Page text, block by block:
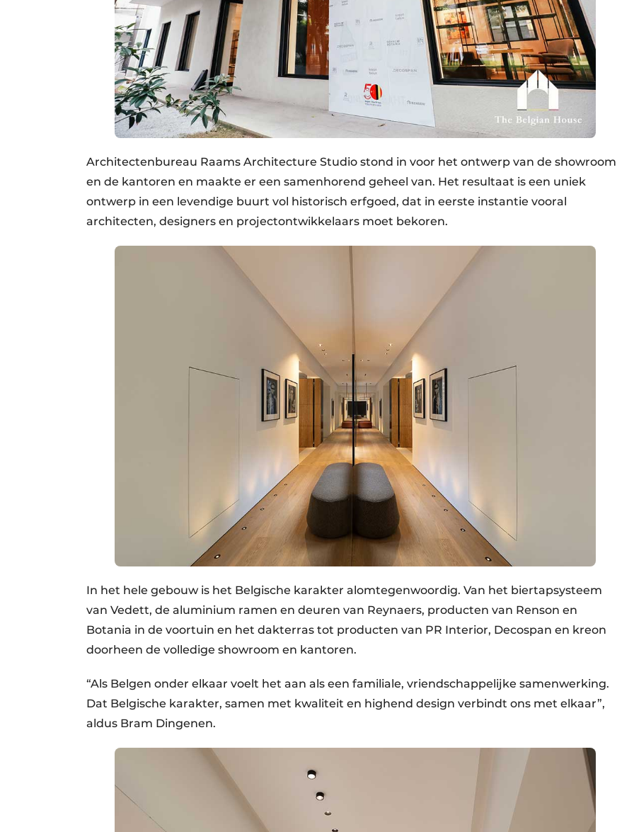
Architectenbureau Raams Architecture Studio stond in voor het ontwerp van de showroom
en de kantoren en maakte er een samenhorend geheel van. Het resultaat is een uniek
ontwerp in een levendige buurt vol historisch erfgoed, dat in eerste instantie vooral
architecten, designers en projectontwikkelaars moet bekoren.
In het hele gebouw is het Belgische karakter alomtegenwoordig. Van het biertapsysteem
van Vedett, de aluminium ramen en deuren van Reynaers, producten van Renson en
Botania in de voortuin en het dakterras tot producten van PR Interior, Decospan en kreon
doorheen de volledige showroom en kantoren.
“Als Belgen onder elkaar voelt het aan als een familiale, vriendschappelijke samenwerking.
Dat Belgische karakter, samen met kwaliteit en highend design verbindt ons met elkaar”,
aldus Bram Dingenen.